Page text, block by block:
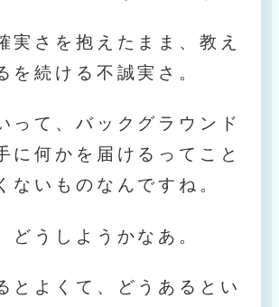
実さを抱えたまま、教え
を続ける不誠実さ。
って、バックグラウンド
に何かを届けるってこと
ないものなんですね。
どうしようかなあ。
とよくて、どうあるとい